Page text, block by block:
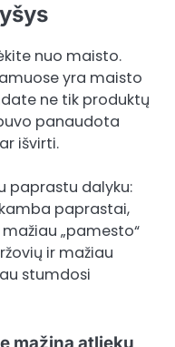
nuo maisto.
yra maisto
ne tik produktų
panaudota
išvirti.
paprastu dalyku:
paprastai,
„pamesto“
ir mažiau
stumdosi
mažina atliekų